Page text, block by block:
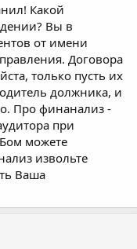
Какой
Вы в
от имени
Договора
только пусть их
должника, и
Про финанализ -
при
можете
извольте
Ваша